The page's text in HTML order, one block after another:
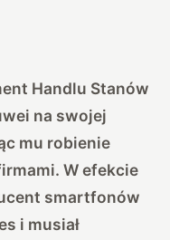
Handlu Stanów
na swojej
mu robienie
W efekcie
smartfonów
i musiał